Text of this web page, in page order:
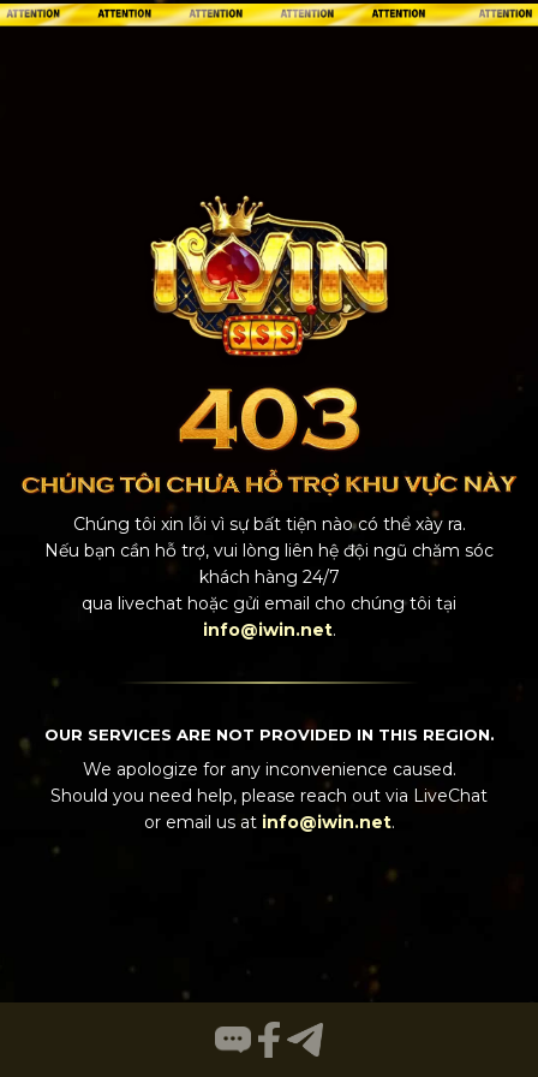
Chúng tôi xin lỗi vì sự bất tiện nào có thể xày ra.
Nếu bạn cần hỗ trợ, vui lòng liên hệ đội ngũ chăm sóc
khách hàng 24/7
qua livechat hoặc gửi email cho chúng tôi tại
info@iwin.net.
OUR SERVICES ARE NOT PROVIDED IN THIS REGION.
We apologize for any inconvenience caused.
Should you need help, please reach out via LiveChat
or email us at info@iwin.net.